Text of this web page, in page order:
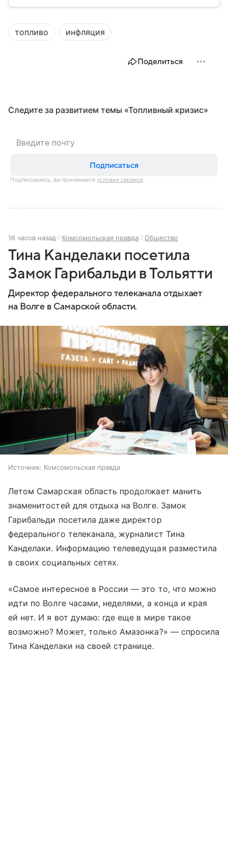
топливо инфляция
Поделиться
Следите за развитием темы «Топливный кризис»
Подписаться
Подписываясь, вы принимаете условия сервиса
16 часов назад Комсомольская правда Общество
Тина Канделаки посетила
Замок Гарибальди в Тольятти
Директор федерального телеканала отдыхает
на Волге в Самарской области.
Источник: Комсомольская правда
Летом Самарская область продолжает манить
знаменитостей для отдыха на Волге. Замок
Гарибальди посетила даже директор
федерального телеканала, журналист Тина
Канделаки. Информацию телеведущая разместила
в своих социальных сетях.
«Самое интересное в России — это то, что можно
идти по Волге часами, неделями, а конца и края
ей нет. И я вот думаю: где еще в мире такое
возможно? Может, только Амазонка?» — спросила
Тина Канделаки на своей странице.